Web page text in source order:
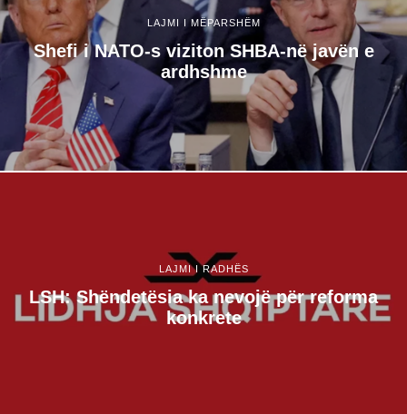
LAJMI I MËPARSHËM
Shefi i NATO-s viziton SHBA-në javën e
ardhshme
LAJMI I RADHËS
LSH: Shëndetësia ka nevojë për reforma
konkrete